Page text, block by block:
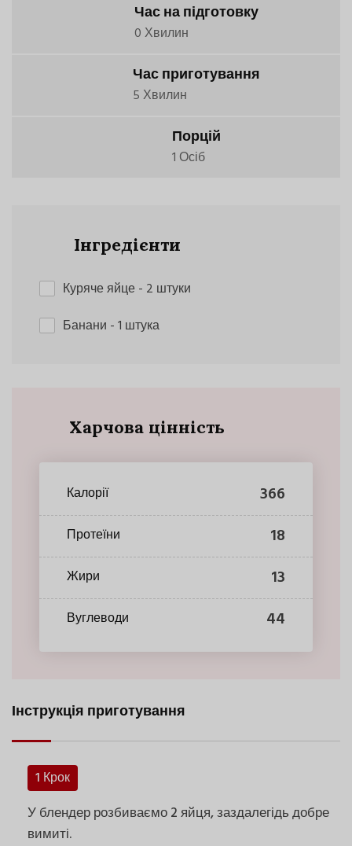
Час на підготовку
0 Хвилин
Час приготування
5 Хвилин
Порцій
1 Осіб
Інгредієнти
Куряче яйце- 2 штуки
Банани - 1 штука
Харчова цінність
Калорії 366
Протеїни 18
Жири 13
Вуглеводи 44
Інструкція приготування
1 Крок
У блендер розбиваємо 2 яйця, заздалегідь добре
вимиті.